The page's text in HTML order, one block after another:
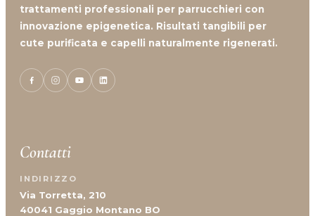
trattamenti professionali per parrucchieri con
innovazione epigenetica. Risultati tangibili per
cute purificata e capelli naturalmente rigenerati.
Contatti
INDIRIZZO
Via Torretta, 210
40041 Gaggio Montano BO